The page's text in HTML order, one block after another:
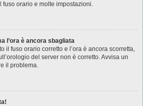
orario e molte impostazioni.
l’ora è ancora sbagliata
il fuso orario corretto e l’ora è ancora scorretta,
del server non è corretto. Avvisa un
il problema.